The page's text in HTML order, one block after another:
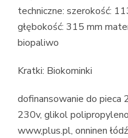
techniczne: szerokość:
głębokość: 315 mm
biopaliwo
Kratki: Biokominki
dofinansowanie do pieca
230v, glikol
www,plus.pl, onninen łódź